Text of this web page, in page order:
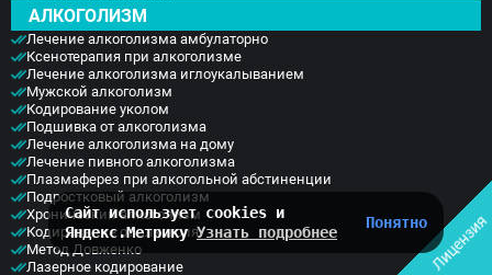
Сайт использует cookies и
Яндекс.МетрикуУзнать подробнее
ПонятноЛицензия
АЛКОГОЛИЗМ
Лечение алкоголизма амбулаторно
Ксенотерапия при алкоголизме
Лечение алкоголизма иглоукалыванием
Мужской алкоголизм
Кодирование уколом
Подшивка от алкоголизма
Лечение алкоголизма на дому
Лечение пивного алкоголизма
Плазмаферез при алкогольной абстиненции
Подростковый алкоголизм
Хронический алкоголизм
Кодирование от алкоголя
Метод Довженко
Лазерное кодирование